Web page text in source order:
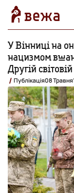
У Вінниці на
нацизмом
Другій
Публікація08 Травня